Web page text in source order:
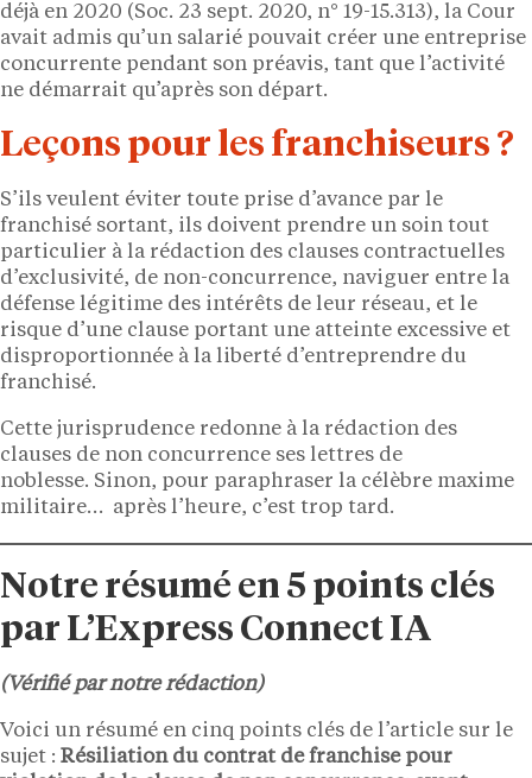
déjà en 2020 (Soc. 23 sept. 2020, n° 19-15.313), la Cour
avait admis qu’un salarié pouvait créer une entreprise
concurrente pendant son préavis, tant que l’activité
ne démarrait qu’après son départ.
Leçons pour les franchiseurs ?
S’ils veulent éviter toute prise d’avance par le
franchisé sortant, ils doivent prendre un soin tout
particulier à la rédaction des clauses contractuelles
d’exclusivité, de non-concurrence, naviguer entre la
défense légitime des intérêts de leur réseau, et le
risque d’une clause portant une atteinte excessive et
disproportionnée à la liberté d’entreprendre du
franchisé.
Cette jurisprudence redonne à la rédaction des
clauses de non concurrence ses lettres de
noblesse. Sinon, pour paraphraser la célèbre maxime
militaire… après l’heure, c’est trop tard.
Notre résumé en 5 points clés
par L’Express Connect IA
(Vérifié par notre rédaction)
Voici un résumé en cinq points clés de l’article sur le
sujet : Résiliation du contrat de franchise pour